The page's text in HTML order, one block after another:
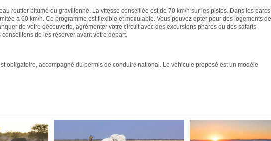
routier bitumé ou gravillonné. La vitesse conseillée est de 70 km/h sur les pistes. Dans les parcs
à 60 km/h. Ce programme est flexible et modulable. Vous pouvez opter pour des logements de
de votre découverte, agrémenter votre circuit avec des excursions phares ou des safaris
de les réserver avant votre départ.
obligatoire, accompagné du permis de conduire national. Le véhicule proposé est un modèle